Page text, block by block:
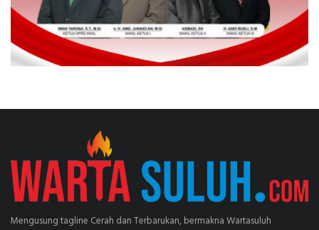
Mengusung tagline Cerah dan Terbarukan, bermakna Wartasuluh